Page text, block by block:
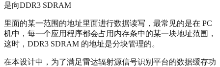
是向DDR3 SDRAM
里面的某一范围的地址里面进行数据读写，最常见的是在 PC
机中，每一个应用程序都会占用内存条中的某一块地址范围，
这时，DDR3 SDRAM 的地址是分块管理的。
在本设计中，为了满足雷达辐射源信号识别平台的数据缓存功